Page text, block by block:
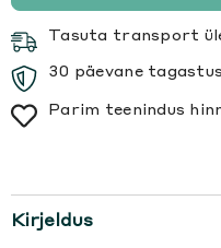
Tasuta transport
30 päevane
Parim teenindus
Kirjeldus